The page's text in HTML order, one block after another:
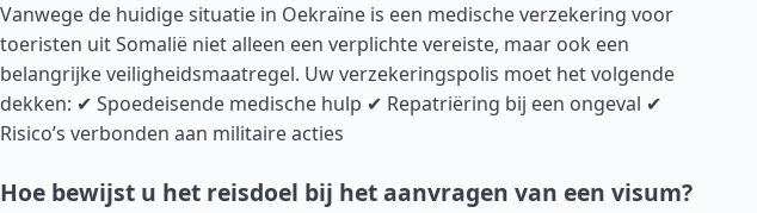
Vanwege de huidige situatie in Oekraïne is een medische verzekering voor
toeristen uit Somalië niet alleen een verplichte vereiste, maar ook een
belangrijke veiligheidsmaatregel. Uw verzekeringspolis moet het volgende
dekken: ✔ Spoedeisende medische hulp ✔ Repatriëring bij een ongeval ✔
Risico’s verbonden aan militaire acties
Hoe bewijst u het reisdoel bij het aanvragen van een visum?